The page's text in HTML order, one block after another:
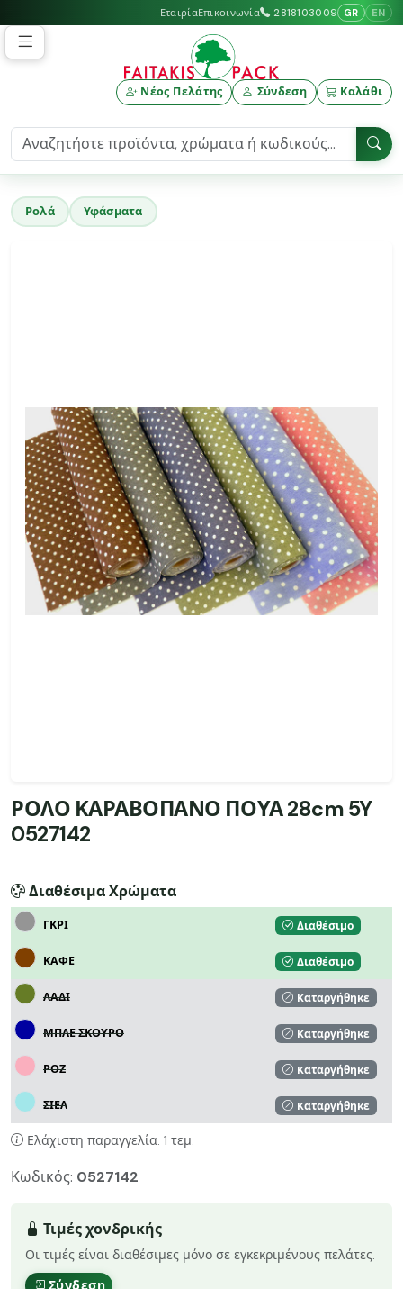
ΕταιρίαΕπικοινωνία 2818103009 GR EN
Νέος Πελάτης Σύνδεση Καλάθι
Ρολά Υφάσματα
ΡΟΛΟ ΚΑΡΑΒΟΠΑΝΟ ΠΟΥΑ 28cm 5Y
0527142
Διαθέσιμα Χρώματα
ΓΚΡΙ Διαθέσιμο
ΚΑΦΕ Διαθέσιμο
ΛΑΔΙ Kαταργήθηκε
ΜΠΛΕ ΣΚΟΥΡΟ Kαταργήθηκε
ΡΟΖ Kαταργήθηκε
ΣΙΕΛ Kαταργήθηκε
Ελάχιστη παραγγελία: 1 τεμ.
Κωδικός: 0527142
Τιμές χονδρικής
Οι τιμές είναι διαθέσιμες μόνο σε εγκεκριμένους πελάτες.
Σύνδεση